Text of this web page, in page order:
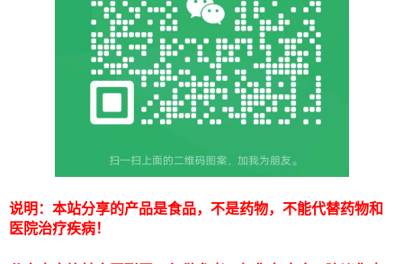
说明：本站分享的产品是食品，不是药物，不能代替药物和
医院治疗疾病！